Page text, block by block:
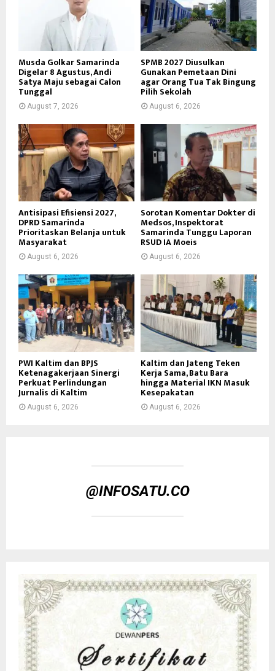
Musda Golkar Samarinda
Digelar 8 Agustus, Andi
Satya Maju sebagai Calon
Tunggal
August 7, 2026
SPMB 2027 Diusulkan
Gunakan Pemetaan Dini
agar Orang Tua Tak Bingung
Pilih Sekolah
August 6, 2026
Antisipasi Efisiensi 2027,
DPRD Samarinda
Prioritaskan Belanja untuk
Masyarakat
August 6, 2026
Sorotan Komentar Dokter di
Medsos, Inspektorat
Samarinda Tunggu Laporan
RSUD IA Moeis
August 6, 2026
PWI Kaltim dan BPJS
Ketenagakerjaan Sinergi
Perkuat Perlindungan
Jurnalis di Kaltim
August 6, 2026
Kaltim dan Jateng Teken
Kerja Sama, Batu Bara
hingga Material IKN Masuk
Kesepakatan
August 6, 2026
@INFOSATU.CO